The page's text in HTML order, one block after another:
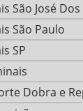
São José
São Paulo
SP
Dobra e